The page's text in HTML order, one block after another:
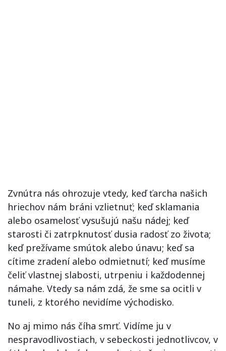
Zvnútra nás ohrozuje vtedy, keď ťarcha našich
hriechov nám bráni vzlietnuť; keď sklamania
alebo osamelosť vysušujú našu nádej; keď
starosti či zatrpknutosť dusia radosť zo života;
keď prežívame smútok alebo únavu; keď sa
cítime zradení alebo odmietnutí; keď musíme
čeliť vlastnej slabosti, utrpeniu i každodennej
námahe. Vtedy sa nám zdá, že sme sa ocitli v
tuneli, z ktorého nevidíme východisko.
No aj mimo nás číha smrť. Vidíme ju v
nespravodlivostiach, v sebeckosti jednotlivcov, v